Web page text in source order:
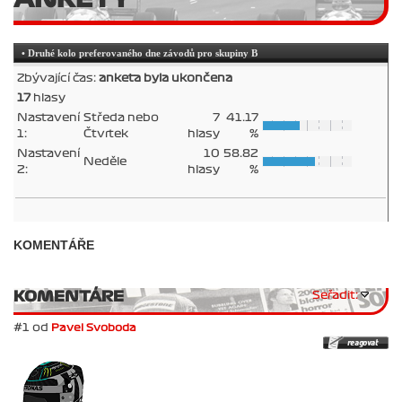
• Druhé kolo preferovaného dne závodů pro skupiny B
Zbývající čas: anketa byla ukončena
17hlasy
Nastavení
1:
Středa nebo
Čtvrtek
7
hlasy
41.17
%
Nastavení
2:
Neděle
10
hlasy
58.82
%
KOMENTÁŘE
KOMENTÁRE Seřadit:
#1 od Pavel Svoboda